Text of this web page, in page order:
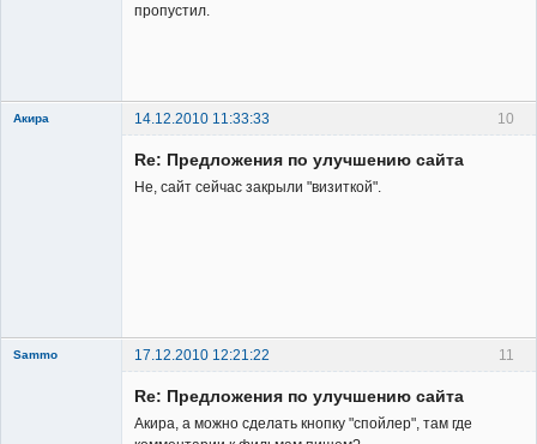
пропустил.
10
Акира 14.12.2010 11:33:33
Re: Предложения по улучшению сайта
Не, сайт сейчас закрыли "визиткой".
11
Sammo
17.12.2010 12:21:22
Re: Предложения по улучшению сайта
Акира, а можно сделать кнопку "спойлер", там где